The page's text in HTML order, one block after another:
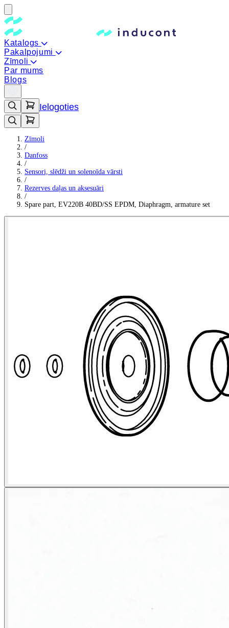
Katalogs
Pakalpojumi
Zīmoli
Par mums
Blogs
Ielogoties
Zīmoli
/
Danfoss
/
Sensori, slēdži un solenoīda vārsti
/
Rezerves daļas un aksesuāri
/
Spare part, EV220B 40BD/SS EPDM, Diaphragm, armature set